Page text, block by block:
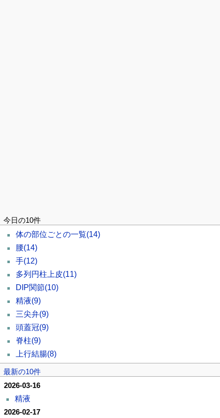
今日の10件
体の部位ごとの一覧(14)
腰(14)
手(12)
多列円柱上皮(11)
DIP関節(10)
精液(9)
三尖弁(9)
頭蓋冠(9)
脊柱(9)
上行結腸(8)
最新の10件
2026-03-16
精液
2026-02-17